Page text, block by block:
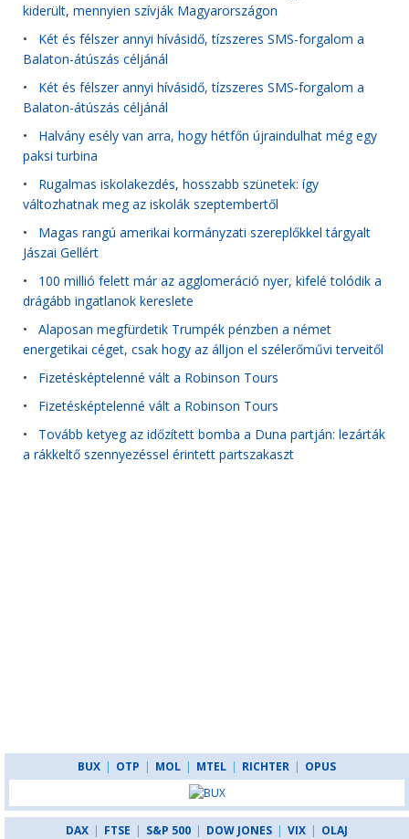
kiderült, mennyien szívják Magyarországon
• Két és félszer annyi hívásidő, tízszeres SMS-forgalom a
Balaton-átúszás céljánál
• Két és félszer annyi hívásidő, tízszeres SMS-forgalom a
Balaton-átúszás céljánál
• Halvány esély van arra, hogy hétfőn újraindulhat még egy
paksi turbina
• Rugalmas iskolakezdés, hosszabb szünetek: így
változhatnak meg az iskolák szeptembertől
• Magas rangú amerikai kormányzati szereplőkkel tárgyalt
Jászai Gellért
• 100 millió felett már az agglomeráció nyer, kifelé tolódik a
drágább ingatlanok kereslete
• Alaposan megfürdetik Trumpék pénzben a német
energetikai céget, csak hogy az álljon el szélerőművi terveitől
• Fizetésképtelenné vált a Robinson Tours
• Fizetésképtelenné vált a Robinson Tours
• Tovább ketyeg az időzített bomba a Duna partján: lezárták
a rákkeltő szennyezéssel érintett partszakaszt
BUX | OTP | MOL | MTEL | RICHTER | OPUS
DAX | FTSE | S&P 500 | DOW JONES | VIX | OLAJ